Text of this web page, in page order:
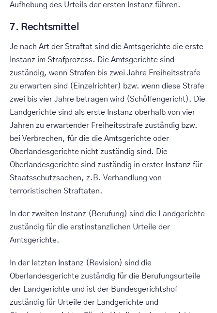
Aufhebung des Urteils der ersten Instanz führen.
7. Rechtsmittel
Je nach Art der Straftat sind die Amtsgerichte die erste
Instanz im Strafprozess. Die Amtsgerichte sind
zuständig, wenn Strafen bis zwei Jahre Freiheitsstrafe
zu erwarten sind (Einzelrichter) bzw. wenn diese Strafe
zwei bis vier Jahre betragen wird (Schöffengericht). Die
Landgerichte sind als erste Instanz oberhalb von vier
Jahren zu erwartender Freiheitsstrafe zuständig bzw.
bei Verbrechen, für die die Amtsgerichte oder
Oberlandesgerichte nicht zuständig sind. Die
Oberlandesgerichte sind zuständig in erster Instanz für
Staatsschutzsachen, z.B. Verhandlung von
terroristischen Straftaten.
In der zweiten Instanz (Berufung) sind die Landgerichte
zuständig für die erstinstanzlichen Urteile der
Amtsgerichte.
In der letzten Instanz (Revision) sind die
Oberlandesgerichte zuständig für die Berufungsurteile
der Landgerichte und ist der Bundesgerichtshof
zuständig für Urteile der Landgerichte und